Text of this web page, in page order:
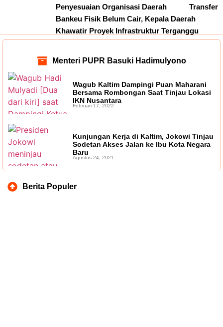
Penyesuaian Organisasi Daerah
Transfer
Bankeu Fisik Belum Cair, Kepala Daerah
Khawatir Proyek Infrastruktur Terganggu
Menteri PUPR Basuki Hadimulyono
Wagub Kaltim Dampingi Puan Maharani
Bersama Rombongan Saat Tinjau Lokasi
IKN Nusantara
Februari 17, 2022
Kunjungan Kerja di Kaltim, Jokowi Tinjau
Sodetan Akses Jalan ke Ibu Kota Negara
Baru
Agustus 24, 2021
Berita Populer